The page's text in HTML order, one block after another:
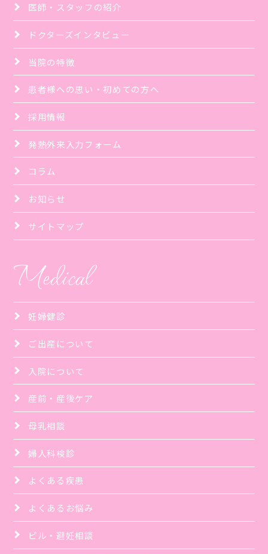
医師・スタッフの紹介
ドクターズインタビュー
当院の特徴
患者様への思い・初めての方へ
採用情報
発熱外来入力フォーム
コラム
お知らせ
サイトマップ
Medical
妊婦健診
ご出産について
入院について
産前・産後ケア
母乳相談
婦人科検診
よくある疾患
よくあるお悩み
ピル・避妊相談